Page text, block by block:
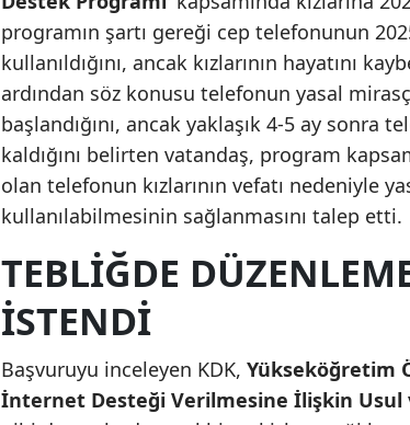
programın şartı gereği cep telefonunun
kullanıldığını, ancak kızlarının hayatını
ardından söz konusu telefonun yasal
başlandığını, ancak yaklaşık 4-5 ay sonra
kaldığını belirten vatandaş, program
olan telefonun kızlarının vefatı nedeniyle
kullanılabilmesinin sağlanmasını talep etti.
TEBLIĞDE
ISTENDI
Başvuruyu inceleyen KDK, Yükseköğretim
İnternet Desteği Verilmesine İlişkin Usul